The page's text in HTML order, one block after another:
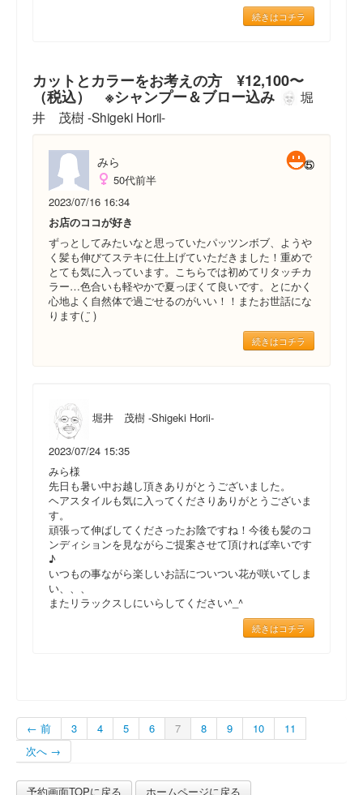
続きはコチラ
カットとカラーをお考えの方 ¥12,100〜
（税込） ※シャンプー＆ブロー込み
堀
井 茂樹 -Shigeki Horii-
みら
50代前半
2023/07/16 16:34
お店のココが好き
ずっとしてみたいなと思っていたパッツンボブ、ようや
く髪も伸びてステキに仕上げていただきました！重めで
とても気に入っています。こちらでは初めてリタッチカ
ラー…色合いも軽やかで夏っぽくて良いです。とにかく
心地よく自然体で過ごせるのがいい！！またお世話にな
ります( ¨̮ )
続きはコチラ
堀井 茂樹 -Shigeki Horii-
2023/07/24 15:35
みら様
先日も暑い中お越し頂きありがとうございました。
ヘアスタイルも気に入ってくださりありがとうございま
す。
頑張って伸ばしてくださったお陰ですね！今後も髪のコ
ンディションを見ながらご提案させて頂ければ幸いです
♪
いつもの事ながら楽しいお話についつい花が咲いてしま
い、、、
またリラックスしにいらしてください^_^
続きはコチラ
← 前 3 4 5 6 7 8 9 10
11
次へ →
予約画面TOPに戻る ホームページに戻る